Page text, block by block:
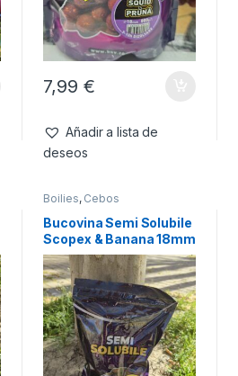
7,99 €
Añadir a lista de
deseos
Boilies, Cebos
Bucovina Semi Solubile
Scopex & Banana 18mm
800g